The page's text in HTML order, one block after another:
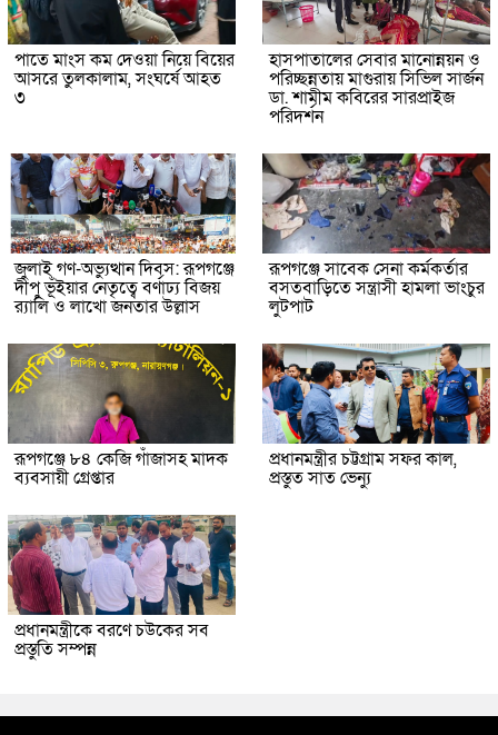
পাতে মাংস কম দেওয়া নিয়ে বিয়ের
আসরে তুলকালাম, সংঘর্ষে আহত
৩
হাসপাতালের সেবার মানোন্নয়ন ও
পরিচ্ছন্নতায় মাগুরায় সিভিল সার্জন
ডা. শামীম কবিরের সারপ্রাইজ
পরিদর্শন
জুলাই গণ-অভ্যুত্থান দিবস: রূপগঞ্জে
দীপু ভূঁইয়ার নেতৃত্বে বর্ণাঢ্য বিজয়
র‌্যালি ও লাখো জনতার উল্লাস
রূপগঞ্জে সাবেক সেনা কর্মকর্তার
বসতবাড়িতে সন্ত্রাসী হামলা ভাংচুর
লুটপাট
রূপগঞ্জে ৮৪ কেজি গাঁজাসহ মাদক
ব্যবসায়ী গ্রেপ্তার
প্রধানমন্ত্রীর চট্টগ্রাম সফর কাল,
প্রস্তুত সাত ভেন্যু
প্রধানমন্ত্রীকে বরণে চউকের সব
প্রস্তুতি সম্পন্ন